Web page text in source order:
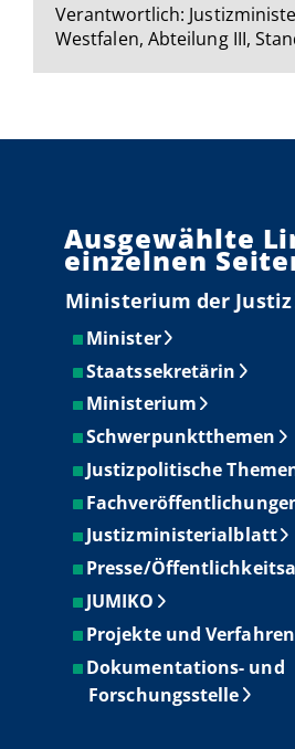
Verantwortlich:
Westfalen, Abteilung III,
Ausgewählte
einzelnen
Ministerium der Justiz
Minister
Staatssekretärin
Ministerium
Schwerpunktthemen
Justizpolitische
Justizministerialblatt
Presse/
JUMIKO
Projekte und
Dokumentations- und
Forschungsstelle